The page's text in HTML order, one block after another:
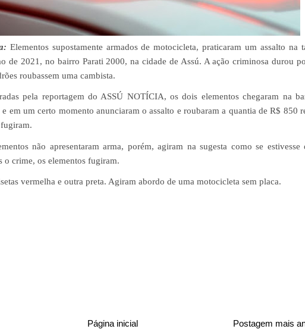
Elementos supostamente armados de motocicleta, praticaram um assalto na
de 2021, no bairro Parati 2000, na cidade de Assú. A ação criminosa durou
roubassem uma cambista.
pela reportagem do ASSÚ NOTÍCIA, os dois elementos chegaram na
em um certo momento anunciaram o assalto e roubaram a quantia de R$ 850
não apresentaram arma, porém, agiram na sugesta como se estivesse
o crime, os elementos fugiram.
vermelha e outra preta. Agiram abordo de uma motocicleta sem placa.
Postagem mais
Página inicial